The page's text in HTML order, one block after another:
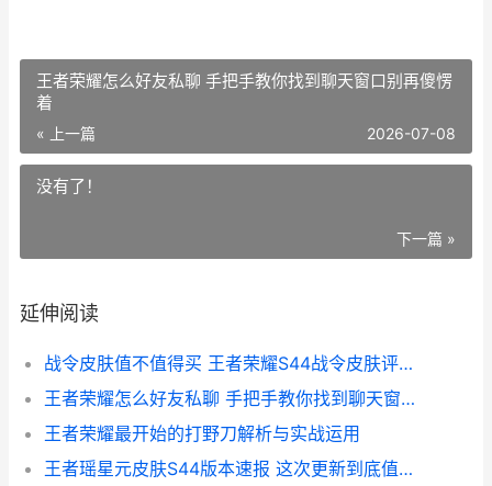
王者荣耀怎么好友私聊 手把手教你找到聊天窗口别再傻愣
着
« 上一篇 2026-07-08
没有了！
下一篇 »
延伸阅读
战令皮肤值不值得买 王者荣耀S44战令皮肤评价与避坑指南
王者荣耀怎么好友私聊 手把手教你找到聊天窗口别再傻愣着
王者荣耀最开始的打野刀解析与实战运用
王者瑶星元皮肤S44版本速报 这次更新到底值不值得冲